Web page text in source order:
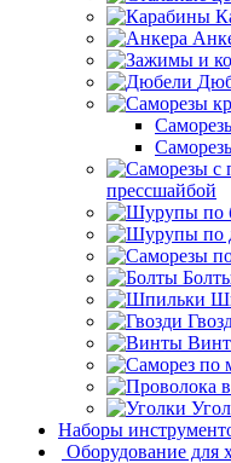
прессшайбой
Наборы
Оборудование для